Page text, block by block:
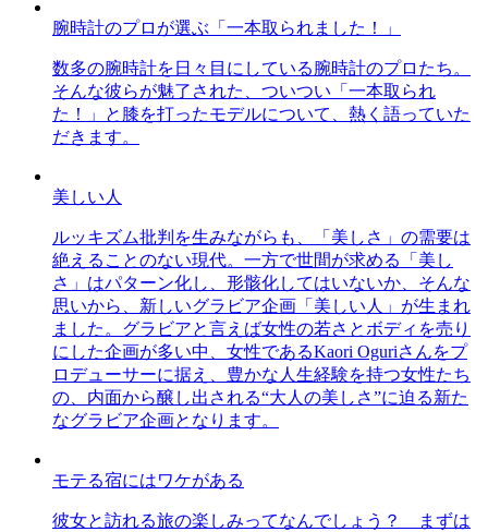
腕時計のプロが選ぶ「一本取られました！」
数多の腕時計を日々目にしている腕時計のプロたち。
そんな彼らが魅了された、ついつい「一本取られ
た！」と膝を打ったモデルについて、熱く語っていた
だきます。
美しい人
ルッキズム批判を生みながらも、「美しさ」の需要は
絶えることのない現代。一方で世間が求める「美し
さ」はパターン化し、形骸化してはいないか、そんな
思いから、新しいグラビア企画「美しい人」が生まれ
ました。グラビアと言えば女性の若さとボディを売り
にした企画が多い中、女性であるKaori Oguriさんをプ
ロデューサーに据え、豊かな人生経験を持つ女性たち
の、内面から醸し出される“大人の美しさ”に迫る新た
なグラビア企画となります。
モテる宿にはワケがある
彼女と訪れる旅の楽しみってなんでしょう？ まずは